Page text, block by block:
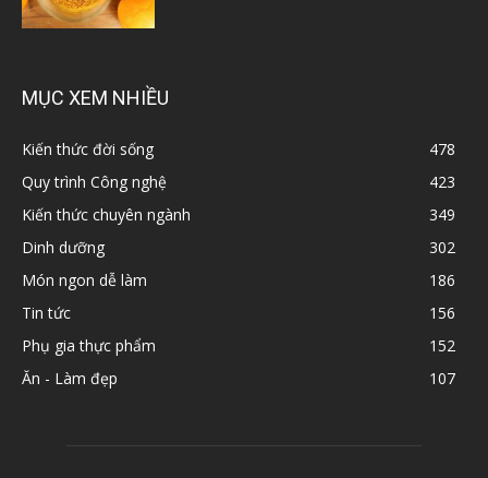
MỤC XEM NHIỀU
Kiến thức đời sống
478
Quy trình Công nghệ
423
Kiến thức chuyên ngành
349
Dinh dưỡng
302
Món ngon dễ làm
186
Tin tức
156
Phụ gia thực phẩm
152
Ăn - Làm đẹp
107